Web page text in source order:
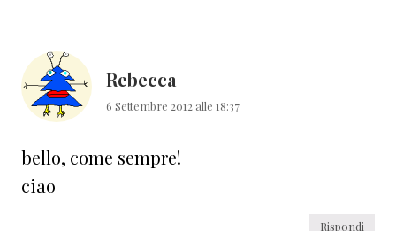
Rebecca
6 Settembre 2012 alle 18:37
bello, come sempre!
ciao
Rispondi